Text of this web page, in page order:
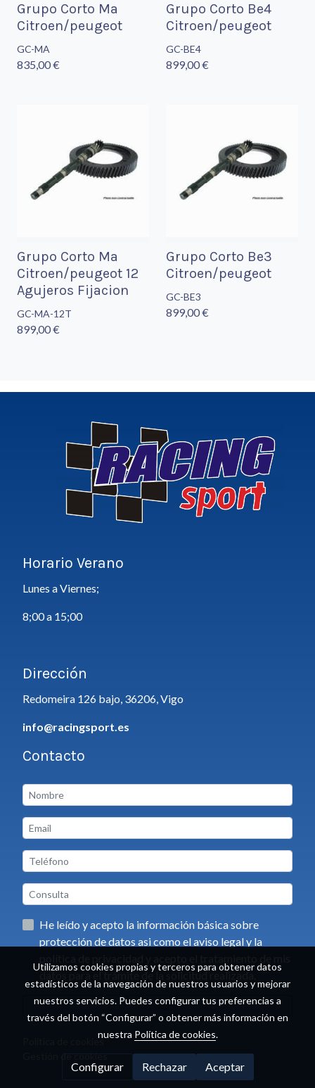
Grupo Corto Ma
Citroen/peugeot
GC-MA
835,00 €
Grupo Corto Be4
Citroen/peugeot
GC-BE4
899,00 €
Grupo Corto Ma
Citroen/peugeot 12
Agujeros Fijacion
GC-MA-12T
899,00 €
Grupo Corto Be3
Citroen/peugeot
GC-BE3
899,00 €
Horario Verano
Lunes a Viernes;
8;00 a 15;00
Dirección
Redomeira 126 bajo, 36206, Vigo
info@racingsport.es
Contacto
He leído y acepto la información básica sobre
protección de datos asi como el aviso legal y la
datos para el trámite de la solicitud realizada.
Enviar
Política de cookies
Utilizamos cookies propias y terceros para obtener datos
estadísticos de la navegación de nuestros usuarios y mejorar
nuestros servicios. Puedes configurar tus preferencias a
través del botón “Configurar” o obtener más información en
nuestra Política de cookies.
Configurar Rechazar Aceptar